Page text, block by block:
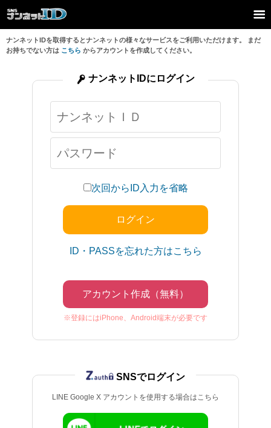
ナンネットIDを取得するとナンネットの様々なサービスをご利用いただけます。 まだ
お持ちでない方は こちら からアカウントを作成してください。
次回からID入力を省略
ID・PASSを忘れた方はこちら
アカウント作成（無料）
※登録にはiPhone、Android端末が必要です
ナンネットIDにログイン
LINE Google X アカウントを使用する場合はこちら
SNSでログイン